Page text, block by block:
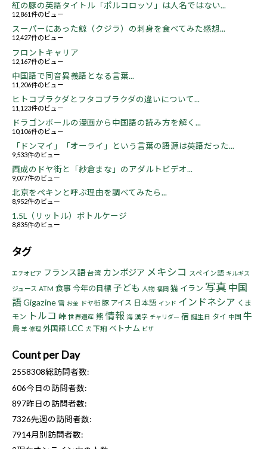
紅の豚の英語タイトル「ポルコロッソ」は人名ではない...
12,861件のビュー
スーパーにあった鯨（クジラ）の刺身を食べてみた感想...
12,427件のビュー
フロントキャリア
12,167件のビュー
中国語で同音異義語となる言葉...
11,206件のビュー
ヒトコブラクダとフタコブラクダの違いについて...
11,123件のビュー
ドラゴンボールの漫画から中国語の読み方を解く...
10,106件のビュー
「ドンマイ」「オーライ」という言葉の語源は英語だった...
9,533件のビュー
西成のドヤ街と「紗倉まな」のアダルトビデオ...
9,077件のビュー
北京をペキンと呼ぶ理由を調べてみたら...
8,952件のビュー
1.5L（リットル）ボトルケージ
8,835件のビュー
タグ
エチオピア フランス語 台湾 カンボジア メキシコ スペイン語 キルギス
ジュース ATM 食事今年の目標子ども 人物 福岡 猫 イラン 写真 中国
語Gigazine 雪 お金 ドヤ街 豚 アイス 日本語 インド インドネシア くま
モン トルコ 峠 世界遺産 熊情報 海 漢字 チャリダー 宿 誕生日 タイ 中国 牛
鳥 羊 修理 外国語 LCC 犬 下痢 ベトナム ビザ
Count per Day
2558308総訪問者数:
606今日の訪問者数:
897昨日の訪問者数:
7326先週の訪問者数:
7914月別訪問者数: